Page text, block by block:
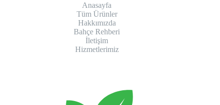
Anasayfa
Tüm Ürünler
Hakkımızda
Bahçe Rehberi
İletişim
Hizmetlerimiz